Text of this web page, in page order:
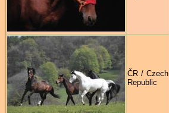
ČR / Czech
Republic